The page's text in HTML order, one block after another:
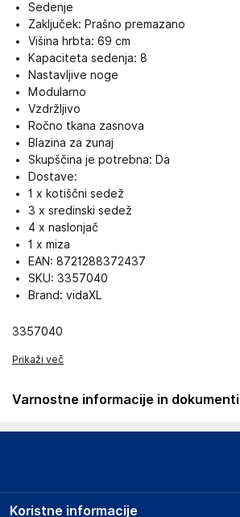
Sedenje
Zaključek: Prašno premazano
Višina hrbta: 69 cm
Kapaciteta sedenja: 8
Nastavljive noge
Modularno
Vzdržljivo
Ročno tkana zasnova
Blazina za zunaj
Skupščina je potrebna: Da
Dostave:
1 x kotiščni sedež
3 x sredinski sedež
4 x naslonjač
1 x miza
EAN: 8721288372437
SKU: 3357040
Brand: vidaXL
3357040
Prikaži več
Varnostne informacije in dokumenti
Podatki o proizvajalcu
Koristne informacije